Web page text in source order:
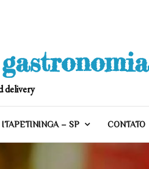
delivery
ITAPETININGA – SP CONTATO